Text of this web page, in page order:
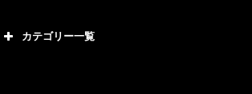
カテゴリー一覧